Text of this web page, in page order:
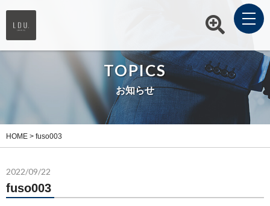
TOPICS
お知らせ
HOME > fuso003
2022/09/22
fuso003